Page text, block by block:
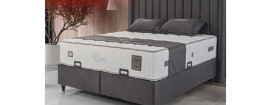
Taşova’da Görsel Şölen:
Ayçiçekleri Tarlaları Sarıya
Boyadı
01-07-2026 11:39